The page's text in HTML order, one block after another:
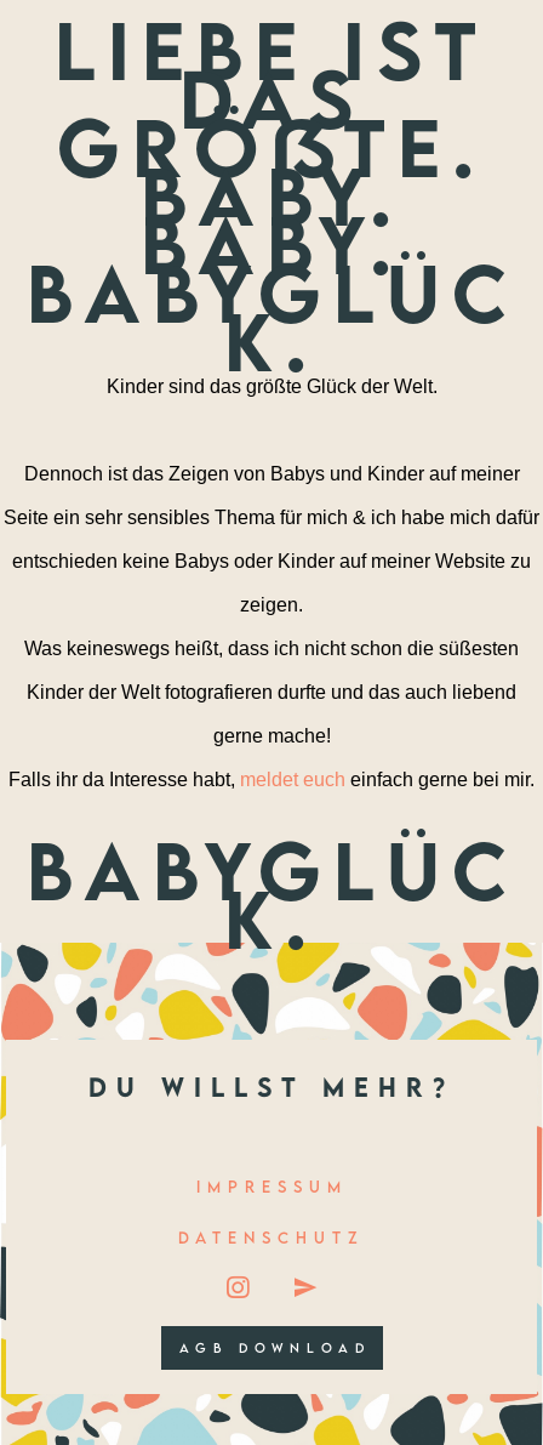
Liebe ist
das
größte.
Baby.
Baby.
Babyglüc
k.
Kinder sind das größte Glück der Welt.
Dennoch ist das Zeigen von Babys und Kinder auf meiner
Seite ein sehr sensibles Thema für mich & ich habe mich dafür
entschieden keine Babys oder Kinder auf meiner Website zu
zeigen.
Was keineswegs heißt, dass ich nicht schon die süßesten
Kinder der Welt fotografieren durfte und das auch liebend
gerne mache!
Falls ihr da Interesse habt, meldet euch einfach gerne bei mir.
Babyglüc
k.
du willst mehr?
IMPRESSUM
DATENSCHUTZ
AGB DOWNLOAD